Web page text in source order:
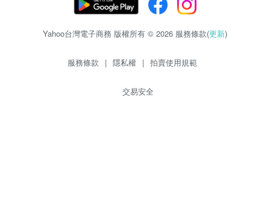
Yahoo台灣電子商務 版權所有 © 2026 服務條款(更新)
服務條款 | 隱私權 | 拍賣使用規範
交易安全